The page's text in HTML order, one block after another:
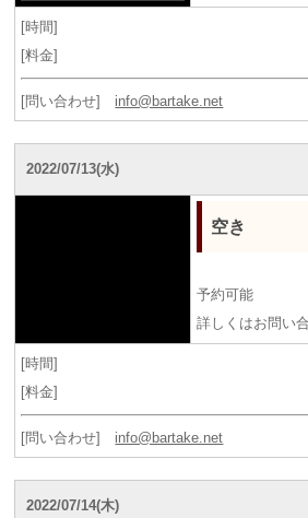
[時間]
[料金]
[問い合わせ] info@bartake.net
2022/07/13(水)
空き
予約可能
詳しくはお問い
[時間]
[料金]
[問い合わせ] info@bartake.net
2022/07/14(木)